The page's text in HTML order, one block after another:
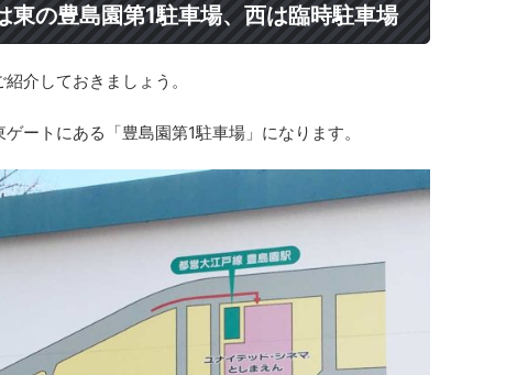
東の豊島園第1駐車場、西は臨時駐車場
介しておきましょう。
ートにある「豊島園第1駐車場」になります。